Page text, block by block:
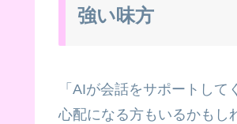
強い味方
「AIが会話をサポートし
心配になる方もいるかもし